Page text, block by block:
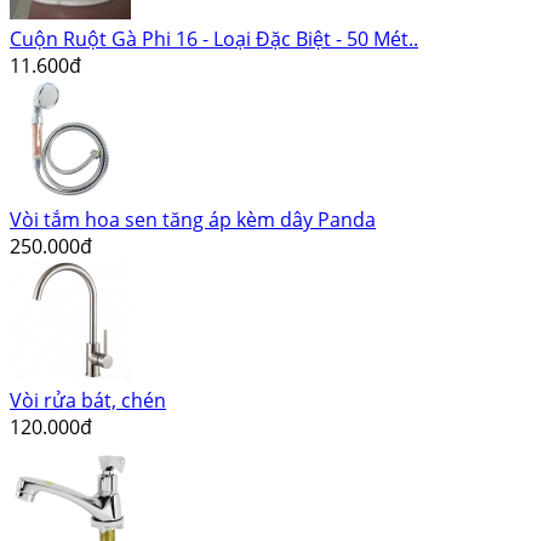
Cuộn Ruột Gà Phi 16 - Loại Đặc Biệt - 50 Mét..
11.600đ
Vòi tắm hoa sen tăng áp kèm dây Panda
250.000đ
Vòi rửa bát, chén
120.000đ